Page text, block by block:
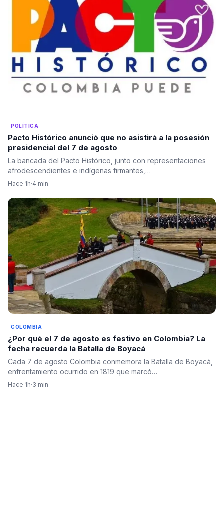
POLÍTICA
Pacto Histórico anunció que no asistirá a la posesión
presidencial del 7 de agosto
La bancada del Pacto Histórico, junto con representaciones
afrodescendientes e indígenas firmantes,…
Hace 1h·4 min
COLOMBIA
¿Por qué el 7 de agosto es festivo en Colombia? La
fecha recuerda la Batalla de Boyacá
Cada 7 de agosto Colombia conmemora la Batalla de Boyacá,
enfrentamiento ocurrido en 1819 que marcó…
Hace 1h·3 min